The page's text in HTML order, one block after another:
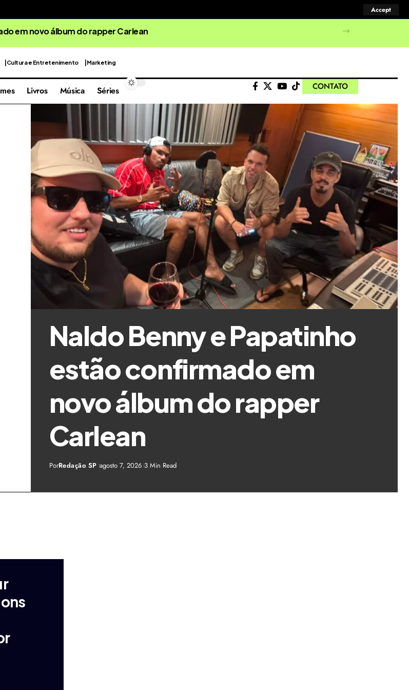
Accept
em novo álbum do rapper Carlean
Cultura e Entretenimento Marketing
Livros Música Séries CONTATO
Naldo Benny e Papatinho
estão confirmado em
novo álbum do rapper
Carlean
PorRedação SP agosto 7, 2026 3 Min Read